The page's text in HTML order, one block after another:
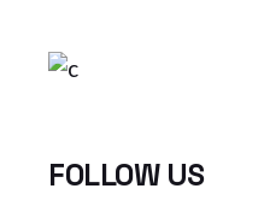
FOLLOW US